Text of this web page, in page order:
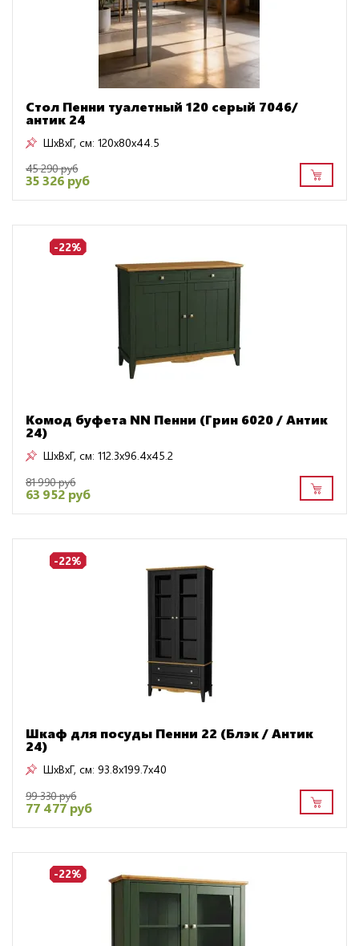
Стол Пенни туалетный 120 серый 7046/
антик 24
ШxВxГ, см: 120x80x44.5
45 290 руб
35 326 руб
-22%
Комод буфета NN Пенни (Грин 6020 / Антик
24)
ШxВxГ, см: 112.3x96.4x45.2
81 990 руб
63 952 руб
-22%
Шкаф для посуды Пенни 22 (Блэк / Антик
24)
ШxВxГ, см: 93.8x199.7x40
99 330 руб
77 477 руб
-22%